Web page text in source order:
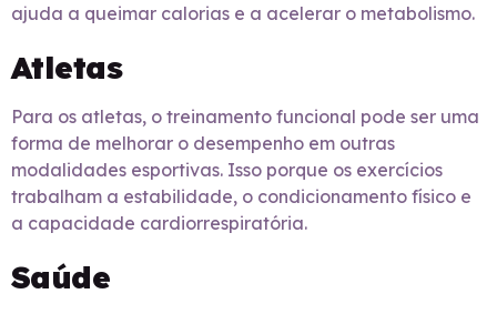
ajuda a queimar calorias e a acelerar o metabolismo.
Atletas
Para os atletas, o treinamento funcional pode ser uma
forma de melhorar o desempenho em outras
modalidades esportivas. Isso porque os exercícios
trabalham a estabilidade, o condicionamento físico e
a capacidade cardiorrespiratória.
Saúde